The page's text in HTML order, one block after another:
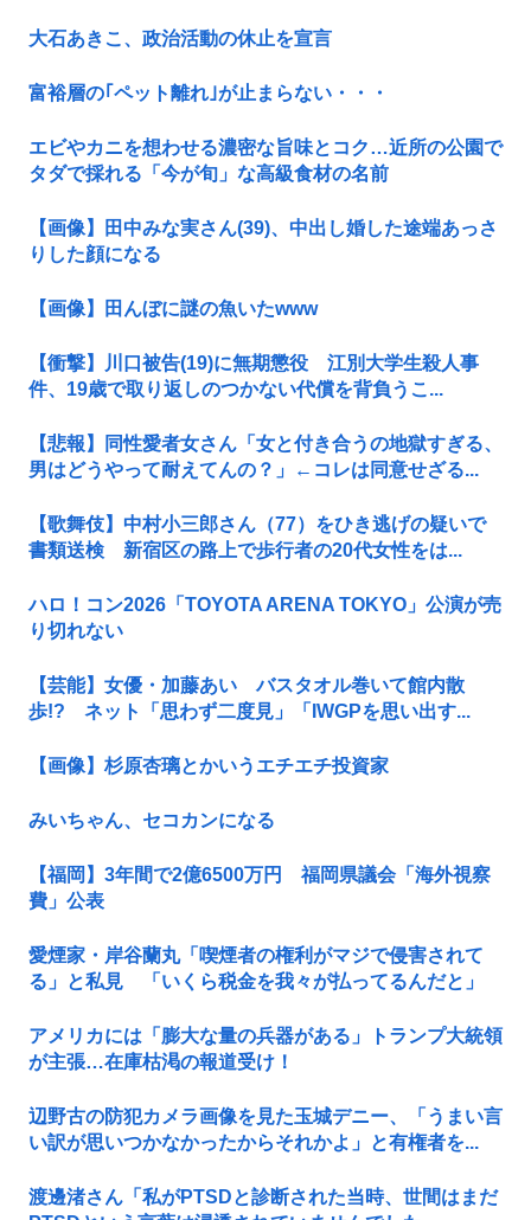
大石あきこ、政治活動の休止を宣言
富裕層の｢ペット離れ｣が止まらない・・・
エビやカニを想わせる濃密な旨味とコク…近所の公園で
タダで採れる「今が旬」な高級食材の名前
【画像】田中みな実さん(39)、中出し婚した途端あっさ
りした顔になる
【画像】田んぼに謎の魚いたwww
【衝撃】川口被告(19)に無期懲役 江別大学生殺人事
件、19歳で取り返しのつかない代償を背負うこ...
【悲報】同性愛者女さん「女と付き合うの地獄すぎる、
男はどうやって耐えてんの？」←コレは同意せざる...
【歌舞伎】中村小三郎さん（77）をひき逃げの疑いで
書類送検 新宿区の路上で歩行者の20代女性をは...
ハロ！コン2026「TOYOTA ARENA TOKYO」公演が売
り切れない
【芸能】女優・加藤あい バスタオル巻いて館内散
歩!? ネット「思わず二度見」「IWGPを思い出す...
【画像】杉原杏璃とかいうエチエチ投資家
みいちゃん、セコカンになる
【福岡】3年間で2億6500万円 福岡県議会「海外視察
費」公表
愛煙家・岸谷蘭丸「喫煙者の権利がマジで侵害されて
る」と私見 「いくら税金を我々が払ってるんだと」
アメリカには「膨大な量の兵器がある」トランプ大統領
が主張…在庫枯渇の報道受け！
辺野古の防犯カメラ画像を見た玉城デニー、「うまい言
い訳が思いつかなかったからそれかよ」と有権者を...
渡邊渚さん「私がPTSDと診断された当時、世間はまだ